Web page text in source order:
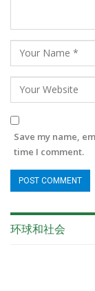
Save my name,
time I comment.
环球和社会